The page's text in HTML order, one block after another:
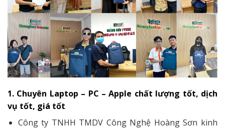
1. Chuyên Laptop – PC – Apple chất lượng tốt, dịch
vụ tốt, giá tốt
Công ty TNHH TMDV Công Nghệ Hoàng Sơn kinh